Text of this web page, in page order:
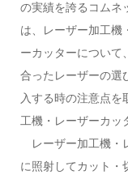
の実績を誇るコムネ
は、レーザー加工機
ーカッターについて
合ったレーザーの選
入する時の注意点
工機・レーザーカッ
レーザー加工機・
に照射してカット・